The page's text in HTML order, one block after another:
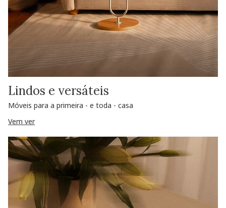
Lindos e versáteis
Móveis para a primeira - e toda - casa
Vem ver